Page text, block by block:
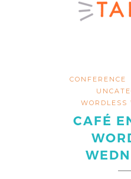
CONFERENCE
WORDLESS
CAFÉ